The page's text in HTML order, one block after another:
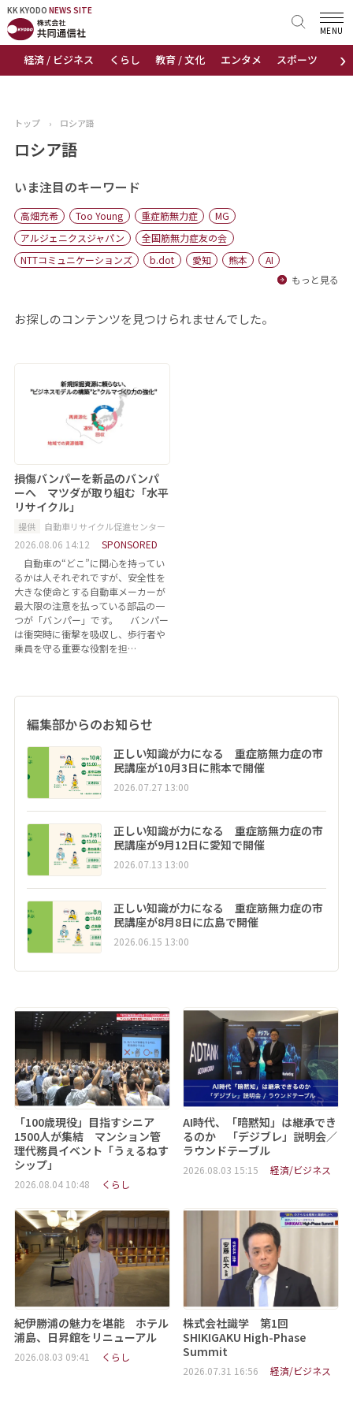
KK KYODO NEWS SITE
›
経済 / ビジネス くらし 教育 / 文化 エンタメ スポーツ 地域
MENU
KK KYODONEWS SITE
トップページ
ニュース
おすすめコンテンツ
出版物
会社概要
トップ › ロシア語
ロシア語
いま注目のキーワード
高畑充希 Too Young 重症筋無力症
MG
アルジェニクスジャパン
全国筋無力症友の会
NTTコミュニケーションズ
b.dot 愛知 熊本
AI
もっと見る
お探しのコンテンツを見つけられませんでした。
損傷バンパーを新品のバンパ
ーへ マツダが取り組む「水平
リサイクル」
提供 自動車リサイクル促進センター
2026.08.06 14:12
SPONSORED
自動車の“どこ”に関心を持ってい
るかは人それぞれですが、安全性を
大きな使命とする自動車メーカーが
最大限の注意を払っている部品の一
つが「バンパー」です。 バンパー
は衝突時に衝撃を吸収し、歩行者や
乗員を守る重要な役割を担…
編集部からのお知らせ
正しい知識が力になる 重症筋無力症の市
民講座が10月3日に熊本で開催
2026.07.27 13:00
正しい知識が力になる 重症筋無力症の市
民講座が9月12日に愛知で開催
2026.07.13 13:00
正しい知識が力になる 重症筋無力症の市
民講座が8月8日に広島で開催
2026.06.15 13:00
「100歳現役」目指すシニア
1500人が集結 マンション管
理代務員イベント「うぇるねす
シップ」
2026.08.04 10:48 くらし
AI時代、「暗黙知」は継承でき
るのか 「デジブレ」説明会／
ラウンドテーブル
2026.08.03 15:15 経済/ビジネス
紀伊勝浦の魅力を堪能 ホテル
浦島、日昇館をリニューアル
2026.08.03 09:41 くらし
株式会社識学 第1回
SHIKIGAKU High-Phase
Summit
2026.07.31 16:56 経済/ビジネス